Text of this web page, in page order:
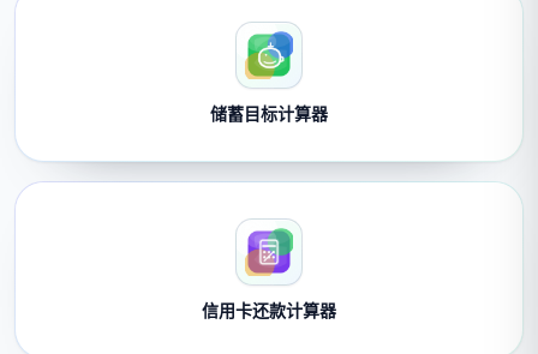
储蓄目标计算器
信用卡还款计算器